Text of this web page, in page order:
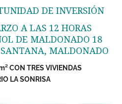
DE INVERSIÓN
A LAS 12 HORAS
DE MALDONADO 18
SANTANA, MALDONADO
CON TRES VIVIENDAS
LA SONRISA